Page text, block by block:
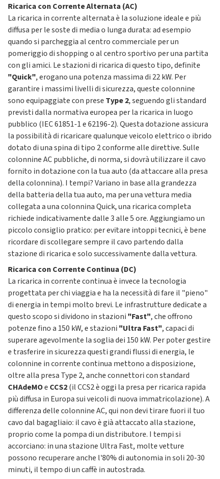
Ricarica con Corrente Alternata (AC)
La ricarica in corrente alternata è la soluzione ideale e più
diffusa per le soste di media o lunga durata: ad esempio
quando si parcheggia al centro commerciale per un
pomeriggio di shopping o al centro sportivo per una partita
con gli amici. Le stazioni di ricarica di questo tipo, definite
"Quick", erogano una potenza massima di 22 kW. Per
garantire i massimi livelli di sicurezza, queste colonnine
sono equipaggiate con prese Type 2, seguendo gli standard
previsti dalla normativa europea per la ricarica in luogo
pubblico (IEC 61851-1 e 62196-2). Questa dotazione assicura
la possibilità di ricaricare qualunque veicolo elettrico o ibrido
dotato di una spina di tipo 2 conforme alle direttive. Sulle
colonnine AC pubbliche, di norma, si dovrà utilizzare il cavo
fornito in dotazione con la tua auto (da attaccare alla presa
della colonnina). I tempi? Variano in base alla grandezza
della batteria della tua auto, ma per una vettura media
collegata a una colonnina Quick, una ricarica completa
richiede indicativamente dalle 3 alle 5 ore. Aggiungiamo un
piccolo consiglio pratico: per evitare intoppi tecnici, è bene
ricordare di scollegare sempre il cavo partendo dalla
stazione di ricarica e solo successivamente dalla vettura.
Ricarica con Corrente Continua (DC)
La ricarica in corrente continua è invece la tecnologia
progettata per chi viaggia e ha la necessità di fare il "pieno"
di energia in tempi molto brevi. Le infrastrutture dedicate a
questo scopo si dividono in stazioni "Fast", che offrono
potenze fino a 150 kW, e stazioni "Ultra Fast", capaci di
superare agevolmente la soglia dei 150 kW. Per poter gestire
e trasferire in sicurezza questi grandi flussi di energia, le
colonnine in corrente continua mettono a disposizione,
oltre alla presa Type 2, anche connettori con standard
CHAdeMOe CCS2(il CCS2 è oggi la presa per ricarica rapida
più diffusa in Europa sui veicoli di nuova immatricolazione). A
differenza delle colonnine AC, qui non devi tirare fuori il tuo
cavo dal bagagliaio: il cavo è già attaccato alla stazione,
proprio come la pompa di un distributore. I tempi si
accorciano: in una stazione Ultra Fast, molte vetture
possono recuperare anche l'80% di autonomia in soli 20-30
minuti, il tempo di un caffè in autostrada.